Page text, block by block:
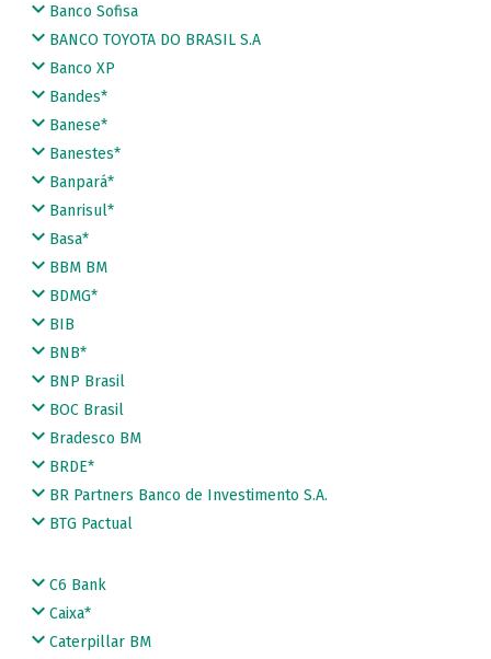
Banco Sofisa
BANCO TOYOTA DO BRASIL S.A
Banco XP
Bandes*
Banese*
Banestes*
Banpará*
Banrisul*
Basa*
BBM BM
BDMG*
BIB
BNB*
BNP Brasil
BOC Brasil
Bradesco BM
BRDE*
BR Partners Banco de Investimento S.A.
BTG Pactual
C6 Bank
Caixa*
Caterpillar BM